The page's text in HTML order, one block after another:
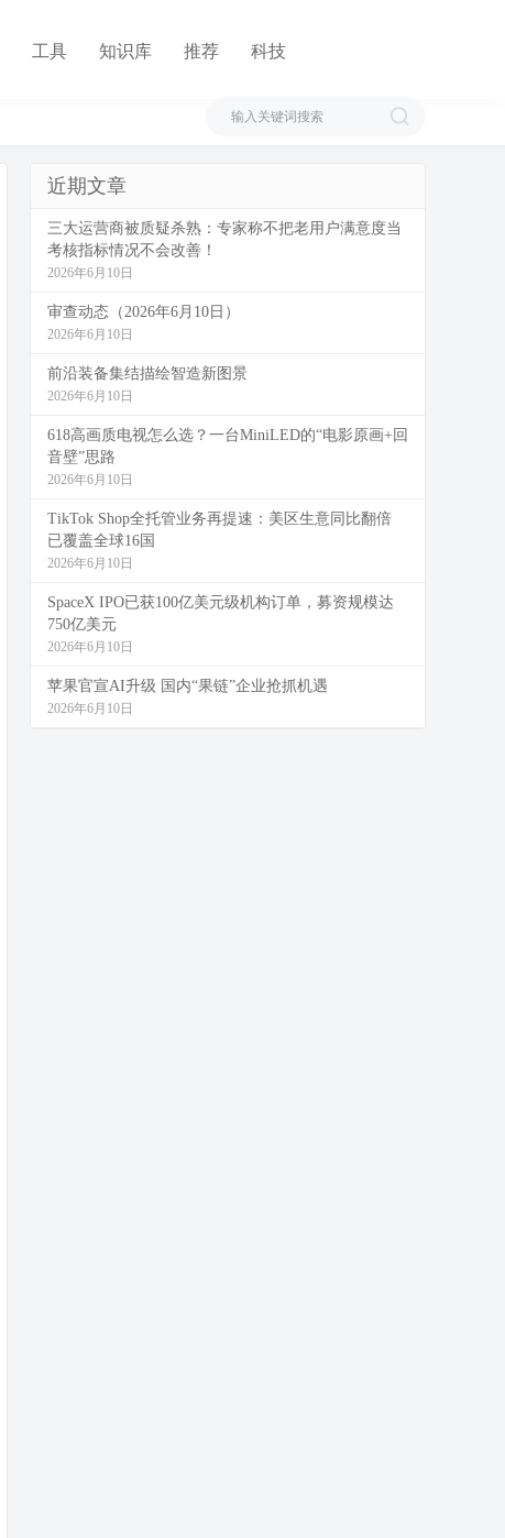
工具 知识库 推荐 科技
近期文章
三大运营商被质疑杀熟：专家称不把老用户满意度当
考核指标情况不会改善！
2026年6月10日
审查动态（2026年6月10日）
2026年6月10日
前沿装备集结描绘智造新图景
2026年6月10日
618高画质电视怎么选？一台MiniLED的“电影原画+回
音壁”思路
2026年6月10日
TikTok Shop全托管业务再提速：美区生意同比翻倍
已覆盖全球16国
2026年6月10日
SpaceX IPO已获100亿美元级机构订单，募资规模达
750亿美元
2026年6月10日
苹果官宣AI升级 国内“果链”企业抢抓机遇
2026年6月10日